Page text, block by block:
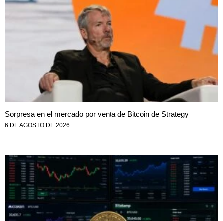
Sorpresa en el mercado por venta de Bitcoin de Strategy
6 DE AGOSTO DE 2026